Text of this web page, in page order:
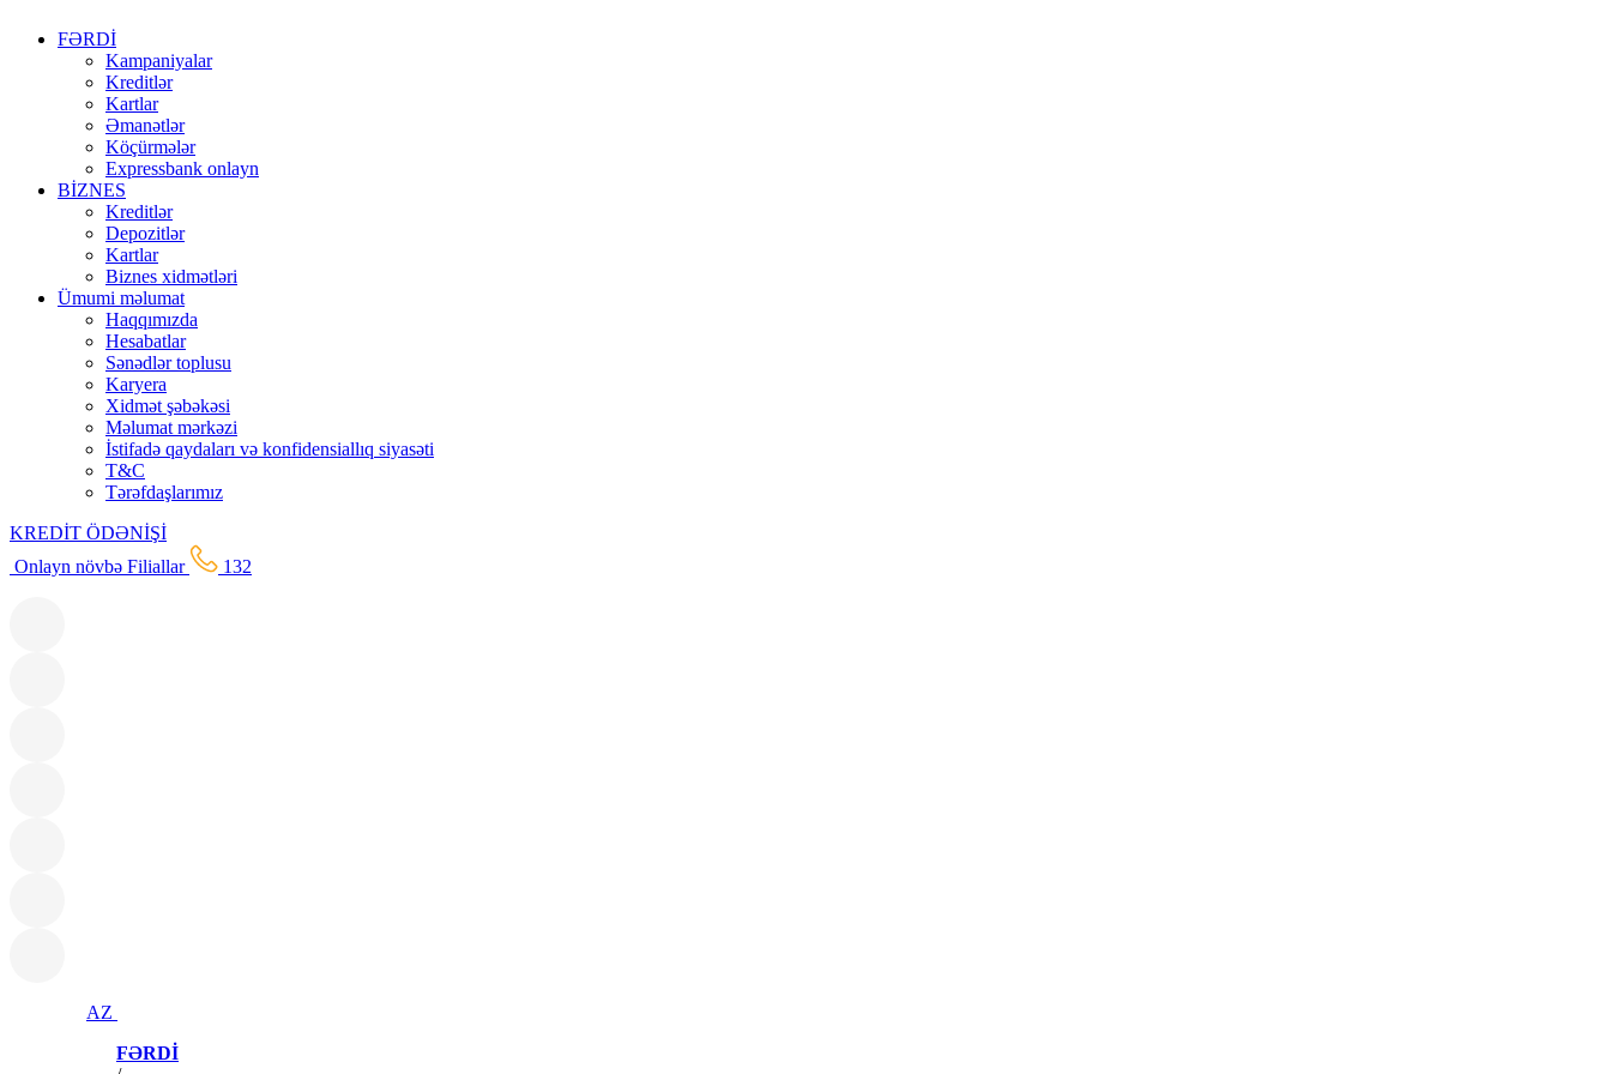
FƏRDİ
Kampaniyalar
Kreditlər
Kartlar
Əmanətlər
Köçürmələr
Expressbank onlayn
BİZNES
Kreditlər
Depozitlər
Kartlar
Biznes xidmətləri
Ümumi məlumat
Haqqımızda
Hesabatlar
Sənədlər toplusu
Karyera
Xidmət şəbəkəsi
Məlumat mərkəzi
İstifadə qaydaları və konfidensiallıq siyasəti
T&C
Tərəfdaşlarımız
KREDİT ÖDƏNİŞİ
Onlayn növbə Filiallar 132
AZ
FƏRDİ